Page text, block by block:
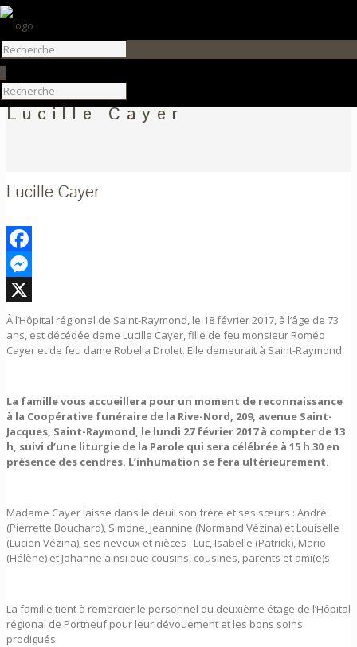
Lucille Cayer
Lucille Cayer
Facebook
Messenger
X
À l’Hôpital régional de Saint-Raymond, le 18 février 2017, à l’âge de 73
ans, est décédée dame Lucille Cayer, fille de feu monsieur Roméo
Cayer et de feu dame Robella Drolet. Elle demeurait à Saint-Raymond.
La famille vous accueillera pour un moment de reconnaissance
à la Coopérative funéraire de la Rive-Nord, 209, avenue Saint-
Jacques, Saint-Raymond, le lundi 27 février 2017 à compter de 13
h, suivi d’une liturgie de la Parole qui sera célébrée à 15 h 30 en
présence des cendres. L’inhumation se fera ultérieurement.
Madame Cayer laisse dans le deuil son frère et ses sœurs : André
(Pierrette Bouchard), Simone, Jeannine (Normand Vézina) et Louiselle
(Lucien Vézina); ses neveux et nièces : Luc, Isabelle (Patrick), Mario
(Hélène) et Johanne ainsi que cousins, cousines, parents et ami(e)s.
La famille tient à remercier le personnel du deuxième étage de l’Hôpital
régional de Portneuf pour leur dévouement et les bons soins
prodigués.